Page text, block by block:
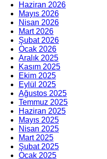
Haziran 2026
Mayıs 2026
Nisan 2026
Mart 2026
Şubat 2026
Ocak 2026
Aralık 2025
Kasım 2025
Ekim 2025
Eylül 2025
Ağustos 2025
Temmuz 2025
Haziran 2025
Mayıs 2025
Nisan 2025
Mart 2025
Şubat 2025
Ocak 2025